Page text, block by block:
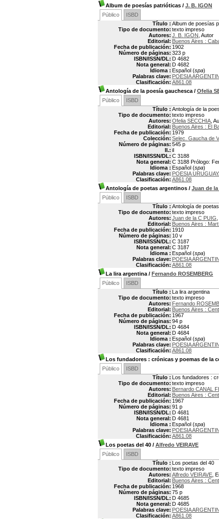
Album de poesías patrióticas / J. B. IGON
Público
ISBD
Título : Album de poesías
Tipo de documento: texto impreso
Autores: J. B. IGON , Autor
Editorial: Buenos Aires :
Fecha de publicación: 1902
Número de páginas: 323 p
ISBN/ISSN/DL: D 4682
Nota general: D 4682
Idioma : Español (spa)
Palabras clave: POESIA
Clasificación: A861.08
Antología de la poesía gauchesca / Ofelia
Público
ISBD
Título : Antología de la
Tipo de documento: texto impreso
Autores: Ofelia SECCHIA ,
Editorial: Buenos Aires : El
Fecha de publicación: 1979
Colección: Selec. Gaucha de
Número de páginas: 545 p
Il.: il
ISBN/ISSN/DL: C 3188
Nota general: C 3188 Prólogo:
Idioma : Español (spa)
Palabras clave: POESIA
Clasificación: A861.08
Antología de poetas argentinos / Juan de la
Público
ISBD
Título : Antología de
Tipo de documento: texto impreso
Autores: Juan de la C PUIG
Editorial: Buenos Aires :
Fecha de publicación: 1910
Número de páginas: 10 v
ISBN/ISSN/DL: C 3187
Nota general: C 3187
Idioma : Español (spa)
Palabras clave: POESIA
Clasificación: A861.08
La lira argentina / Fernando ROSEMBERG
Público
ISBD
Título : La lira argentina
Tipo de documento: texto impreso
Autores: Fernando
Editorial: Buenos Aires :
Fecha de publicación: 1967
Número de páginas: 94 p
ISBN/ISSN/DL: D 4684
Nota general: D 4684
Idioma : Español (spa)
Palabras clave: POESIA
Clasificación: A861.08
Los fundadores : crónicas y poemas de la
Público
ISBD
Título : Los fundadores :
Tipo de documento: texto impreso
Autores: Bernardo CANAL
Editorial: Buenos Aires :
Fecha de publicación: 1967
Número de páginas: 91 p
ISBN/ISSN/DL: D 4681
Nota general: D 4681
Idioma : Español (spa)
Palabras clave: POESIA
Clasificación: A861.08
Los poetas del 40 / Alfredo VEIRAVE
Público
ISBD
Título : Los poetas del 40
Tipo de documento: texto impreso
Autores: Alfredo VEIRAVE ,
Editorial: Buenos Aires :
Fecha de publicación: 1968
Número de páginas: 75 p
ISBN/ISSN/DL: D 4685
Nota general: D 4685
Palabras clave: POESIA
Clasificación: A861.08